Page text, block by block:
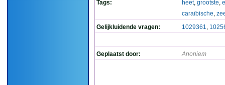
Tags: heet, grootste,
caraïbische,
Gelijkluidende vragen:
1029361,
Geplaatst door: Anoniem